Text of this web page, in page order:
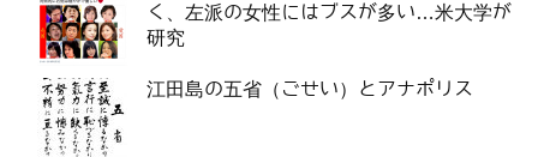
く、左派の女性にはブスが多い…米大学が
研究
江田島の五省（ごせい）とアナポリス